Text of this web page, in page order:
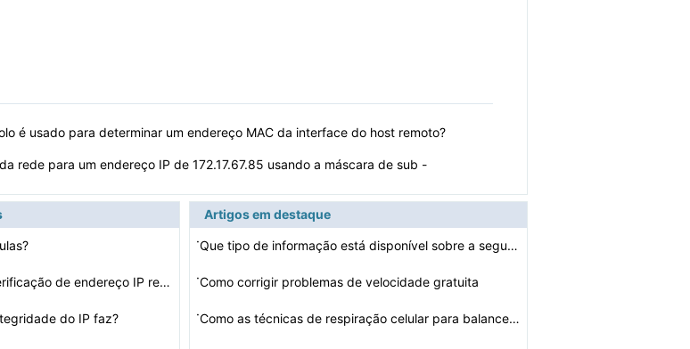
é usado para determinar um endereço MAC da interface do host remoto?
rede para um endereço IP de 172.17.67.85 usando a máscara de sub -
de endereço IP re…
do IP faz?
Artigos em destaque
·Que tipo de informação está disponível sobre a segu…
·Como corrigir problemas de velocidade gratuita
· Como as técnicas de respiração celular para balancea…